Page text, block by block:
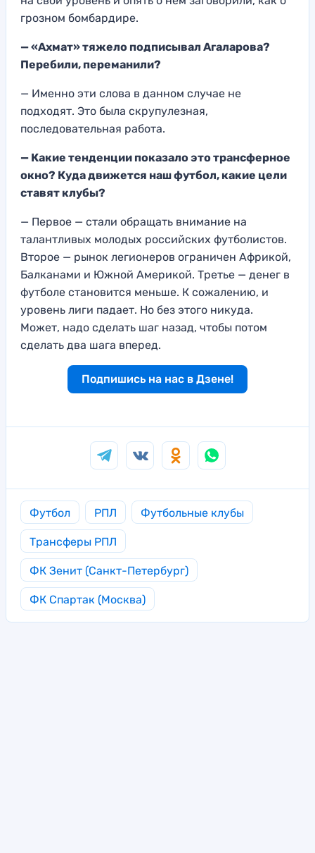
грозном бомбардире.
— «Ахмат» тяжело подписывал Агаларова?
Перебили, переманили?
— Именно эти слова в данном случае не
подходят. Это была скрупулезная,
последовательная работа.
— Какие тенденции показало это трансферное
окно? Куда движется наш футбол, какие цели
ставят клубы?
— Первое — стали обращать внимание на
талантливых молодых российских футболистов.
Второе — рынок легионеров ограничен Африкой,
Балканами и Южной Америкой. Третье — денег в
футболе становится меньше. К сожалению, и
уровень лиги падает. Но без этого никуда.
Может, надо сделать шаг назад, чтобы потом
сделать два шага вперед.
Подпишись на нас в Дзене!
Футбол РПЛ Футбольные клубы
Трансферы РПЛ
ФК Зенит (Санкт-Петербург)
ФК Спартак (Москва)